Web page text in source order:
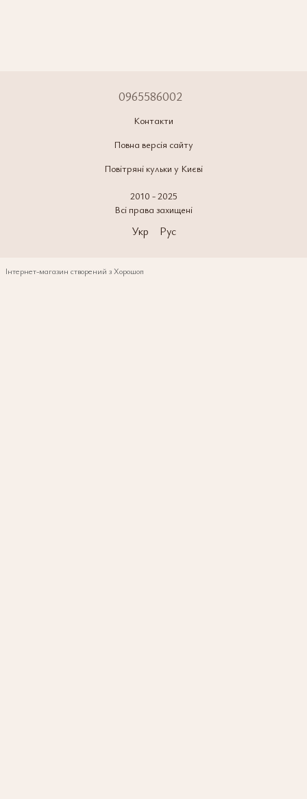
0965586002
Контакти
Повна версія сайту
Повітряні кульки у Києві
2010 - 2025
Всі права захищені
Укр Рус
Інтернет-магазин створений з Хорошоп